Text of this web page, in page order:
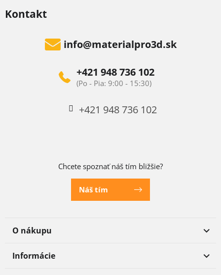
Kontakt
info@materialpro3d.sk
+421 948 736 102
+421 948 736 102
Chcete spoznať náš tím bližšie?
Náš tím
O nákupu
Informácie